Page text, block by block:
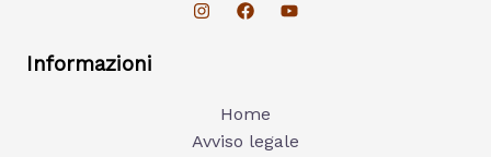
Informazioni
Home
Avviso legale